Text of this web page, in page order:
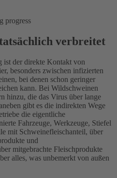
verbreitet
ist der direkte Kontakt von
besonders zwischen infizierten
bei denen schon geringer
kann. Bei Wildschweinen
hinzu, die das Virus über lange
gibt es die indirekten Wege
die eigentliche
Fahrzeuge, Werkzeuge, Stiefel
mit Schweinefleischanteil, über
und
mitgebrachte Fleischprodukte
alles, was unbemerkt von außen